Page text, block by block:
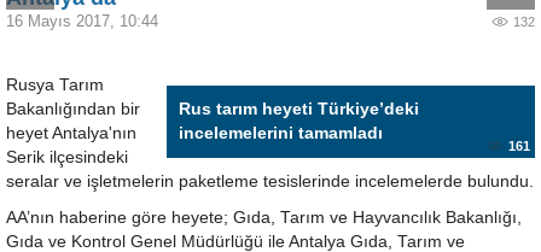
16 Mayıs 2017, 10:44 132
Rus tarım heyeti Türkiye’deki
incelemelerini tamamladı
161
Rusya Tarım
Bakanlığından bir
heyet Antalya'nın
Serik ilçesindeki
seralar ve işletmelerin paketleme tesislerinde incelemelerde bulundu.
AA’nın haberine göre heyete; Gıda, Tarım ve Hayvancılık Bakanlığı,
Gıda ve Kontrol Genel Müdürlüğü ile Antalya Gıda, Tarım ve